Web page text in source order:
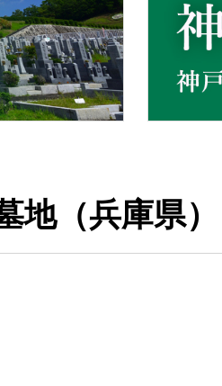
（兵庫県）